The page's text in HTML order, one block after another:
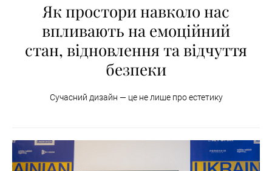
Як простори навколо нас
впливають на емоційний
стан, відновлення та відчуття
безпеки
Сучасний дизайн — це не лише про естетику